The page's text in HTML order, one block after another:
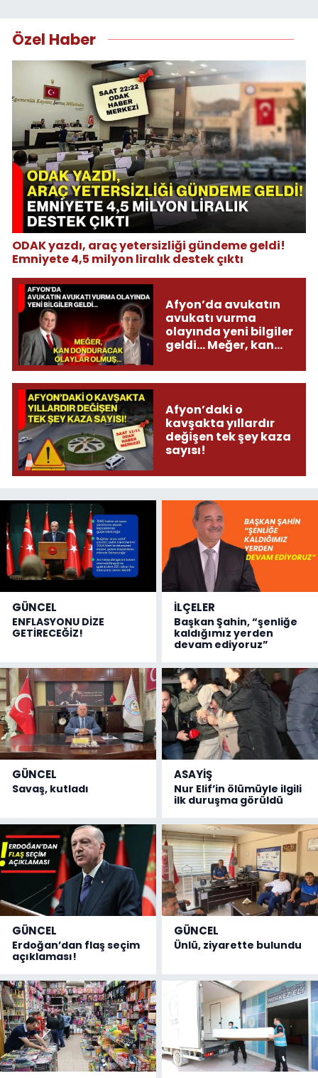
Özel Haber
ODAK yazdı, araç yetersizliği gündeme geldi!
Emniyete 4,5 milyon liralık destek çıktı
Afyon’da avukatın
avukatı vurma
olayında yeni bilgiler
geldi... Meğer, kan
olmuş...
Afyon’daki o
kavşakta yıllardır
değişen tek şey kaza
sayısı!
GÜNCEL
ENFLASYONU DİZE
GETİRECEĞİZ!
İLÇELER
Başkan Şahin, “şenliğe
kaldığımız yerden
devam ediyoruz”
GÜNCEL
Savaş, kutladı
ASAYİŞ
Nur Elif’in ölümüyle ilgili
ilk duruşma görüldü
GÜNCEL
Erdoğan’dan flaş seçim
açıklaması!
GÜNCEL
Ünlü, ziyarette bulundu